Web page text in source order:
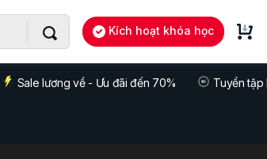
Kích hoạt khóa học
Sale lương về - Ưu đãi đến 70% Tuyển